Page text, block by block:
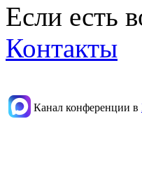
Если есть
Контакты
Канал конференции в